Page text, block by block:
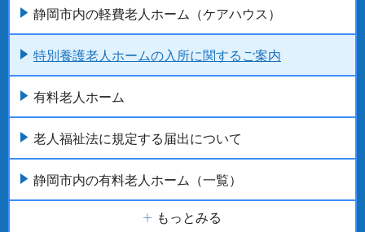
静岡市内の軽費老人ホーム（ケアハウス）
特別養護老人ホームの入所に関するご案内
有料老人ホーム
老人福祉法に規定する届出について
静岡市内の有料老人ホーム（一覧）
もっとみる